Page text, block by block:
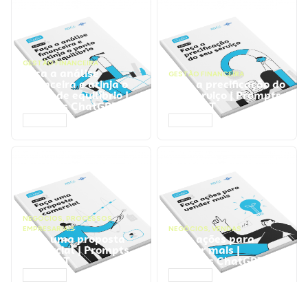
GESTÃO FINANCEIRA
Faça a análise
financeira e atinja o
ponto de equilíbrio |
Prompts ChatGPT
GESTÃO FINANCEIRA
Faça a precificação do
seu serviço | Prompts
ChatGPT
NEGÓCIOS, PROCESSOS
EMPRESARIAIS
Faça uma proposta
comercial | Prompts
ChatGPT
NEGÓCIOS, VENDAS
Faça ações para
vender mais |
Prompts ChatGPT